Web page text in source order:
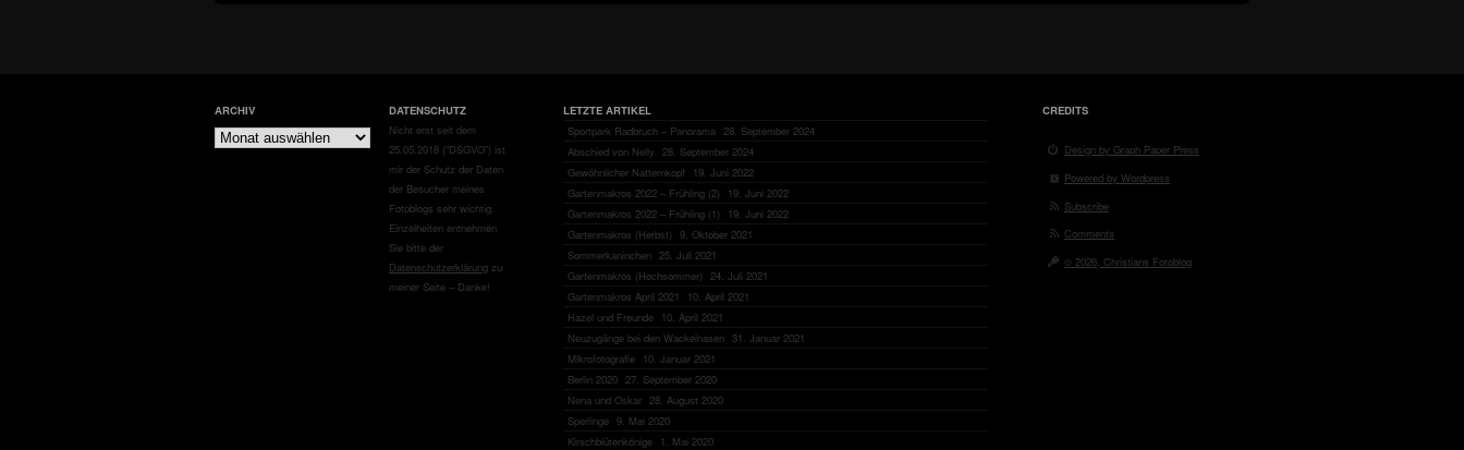
ARCHIV
Archiv
DATENSCHUTZ
Nicht erst seit dem
25.05.2018 (“DSGVO”) ist
mir der Schutz der Daten
der Besucher meines
Fotoblogs sehr wichtig.
Einzelheiten entnehmen
Sie bitte der
Datenschutzerklärung zu
meiner Seite – Danke!
LETZTE ARTIKEL
Sportpark Radbruch – Panorama 28. September 2024
Abschied von Nelly 28. September 2024
Gewöhnlicher Natternkopf
19. Juni 2022
Gartenmakros 2022 – Frühling (2)
19. Juni 2022
Gartenmakros 2022 – Frühling (1)
19. Juni 2022
Gartenmakros (Herbst) 9. Oktober 2021
Sommerkaninchen 25. Juli 2021
Gartenmakros (Hochsommer) 24. Juli 2021
Gartenmakros April 2021
10. April 2021
Hazel und Freunde 10. April 2021
Neuzugänge bei den Wackelnasen 31. Januar 2021
Mikrofotografie 10. Januar 2021
Berlin 2020 27. September 2020
Nena und Oskar 28. August 2020
Sperlinge 9. Mai 2020
Kirschblütenkönige 1. Mai 2020
CREDITS
Design by Graph Paper Press
Powered by Wordpress
Subscribe
Comments
© 2026, Christians Fotoblog